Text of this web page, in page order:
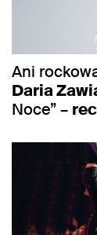
Ani
Daria
Noce” –